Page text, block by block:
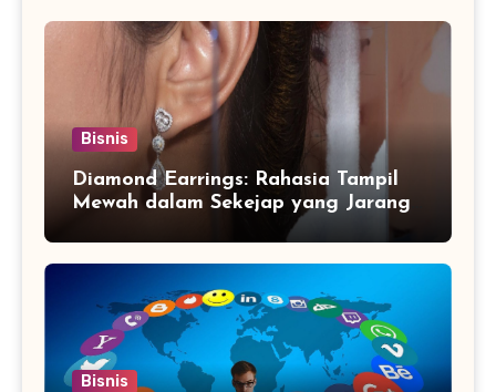
Bisnis
Diamond Earrings: Rahasia Tampil
Mewah dalam Sekejap yang Jarang
Bisnis